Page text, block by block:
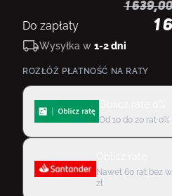
1
Do zapłaty 1
Wysyłka w 1-2 dni
ROZŁÓŻ PŁATNOŚĆ NA RATY
Od 10 do 20 rat 0%
Nawet 60 rat bez
zł